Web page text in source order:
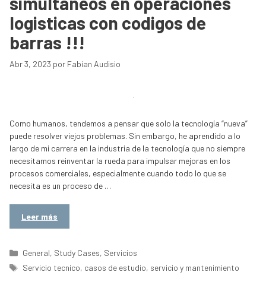
logisticas con codigos de
barras !!!
Abr 3, 2023 por Fabian Audisio
Como humanos, tendemos a pensar que solo la tecnología “nueva”
puede resolver viejos problemas. Sin embargo, he aprendido a lo
largo de mi carrera en la industria de la tecnología que no siempre
necesitamos reinventar la rueda para impulsar mejoras en los
procesos comerciales, especialmente cuando todo lo que se
necesita es un proceso de …
Leer más
Categorías
General, Study Cases, Servicios
Etiquetas
Servicio tecnico, casos de estudio, servicio y mantenimiento